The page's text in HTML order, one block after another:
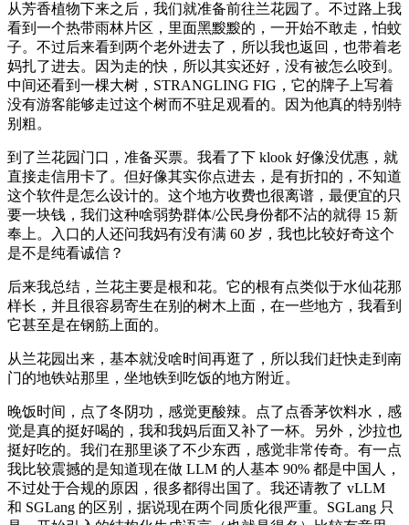
从芳香植物下来之后，我们就准备前往兰花园了。不过路上我
看到一个热带雨林片区，里面黑黢黢的，一开始不敢走，怕蚊
子。不过后来看到两个老外进去了，所以我也返回，也带着老
妈扎了进去。因为走的快，所以其实还好，没有被怎么咬到。
中间还看到一棵大树，STRANGLING FIG，它的牌子上写着
没有游客能够走过这个树而不驻足观看的。因为他真的特别特
别粗。
到了兰花园门口，准备买票。我看了下 klook 好像没优惠，就
直接走信用卡了。但好像其实你点进去，是有折扣的，不知道
这个软件是怎么设计的。这个地方收费也很离谱，最便宜的只
要一块钱，我们这种啥弱势群体/公民身份都不沾的就得 15 新
奉上。入口的人还问我妈有没有满 60 岁，我也比较好奇这个
是不是纯看诚信？
后来我总结，兰花主要是根和花。它的根有点类似于水仙花那
样长，并且很容易寄生在别的树木上面，在一些地方，我看到
它甚至是在钢筋上面的。
从兰花园出来，基本就没啥时间再逛了，所以我们赶快走到南
门的地铁站那里，坐地铁到吃饭的地方附近。
晚饭时间，点了冬阴功，感觉更酸辣。点了点香茅饮料水，感
觉是真的挺好喝的，我和我妈后面又补了一杯。另外，沙拉也
挺好吃的。我们在那里谈了不少东西，感觉非常传奇。有一点
我比较震撼的是知道现在做 LLM 的人基本 90% 都是中国人，
不过处于合规的原因，很多都得出国了。我还请教了 vLLM
和 SGLang 的区别，据说现在两个同质化很严重。SGLang 只